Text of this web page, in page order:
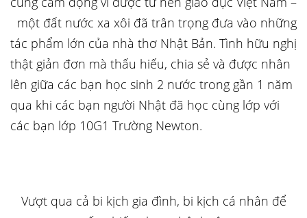
một đất nước xa xôi đã trân trọng đưa vào những
tác phẩm lớn của nhà thơ Nhật Bản. Tình hữu nghị
thật giản đơn mà thấu hiếu, chia sẻ và được nhân
lên giữa các bạn học sinh 2 nước trong gần 1 năm
qua khi các bạn người Nhật đã học cùng lớp với
các bạn lớp 10G1 Trường Newton.
Vượt qua cả bi kịch gia đình, bi kịch cá nhân để